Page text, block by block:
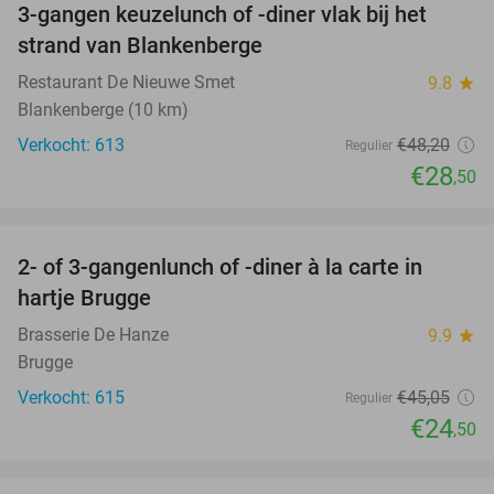
3-gangen keuzelunch of -diner vlak bij het
strand van Blankenberge
Restaurant De Nieuwe Smet 9.8 star
Blankenberge (10 km)
Verkocht: 613
Regulier €48,20
€28,50
2- of 3-gangenlunch of -diner à la carte in
hartje Brugge
Brasserie De Hanze 9.9 star
Brugge
Verkocht: 615
Regulier €45,05
€24,50